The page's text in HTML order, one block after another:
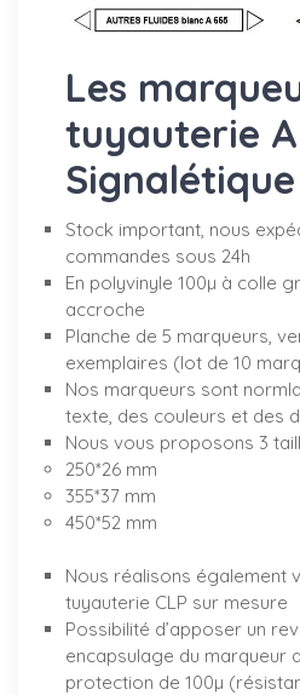
Les
tuyauterie
Signalétique
Stock important, nous
commandes sous 24h
En polyvinyle 100µ à colle
accroche
Planche de 5 marqueurs,
exemplaires (lot de 10
Nos marqueurs sont
texte, des couleurs et des
Nous vous proposons 3
250*26 mm
355*37 mm
450*52 mm
Nous réalisons également
tuyauterie CLP sur mesure
Possibilité d’apposer un
encapsulage du marqueur
protection de 100µ